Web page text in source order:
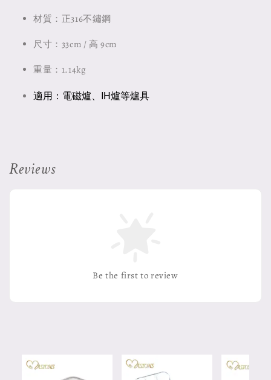
材質：正316不鏽鋼
尺寸：33cm / 高 9cm
重量：1.14kg
適用： 電磁爐、IH爐等爐具
Reviews
Be the first to review